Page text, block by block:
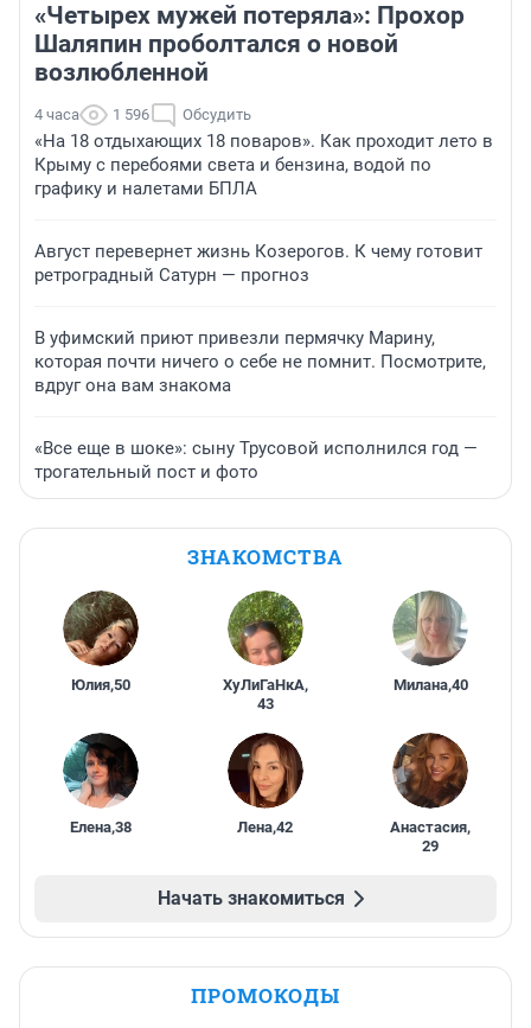
«Четырех мужей потеряла»: Прохор
Шаляпин проболтался о новой
возлюбленной
4 часа 1 596 Обсудить
«На 18 отдыхающих 18 поваров». Как проходит лето в
Крыму с перебоями света и бензина, водой по
графику и налетами БПЛА
Август перевернет жизнь Козерогов. К чему готовит
ретроградный Сатурн — прогноз
В уфимский приют привезли пермячку Марину,
которая почти ничего о себе не помнит. Посмотрите,
вдруг она вам знакома
«Все еще в шоке»: сыну Трусовой исполнился год —
трогательный пост и фото
ЗНАКОМСТВА
Юлия,50 ХуЛиГаНкА,
43
Милана,40
Елена,38 Лена,42 Анастасия,
29
Начать знакомиться
ПРОМОКОДЫ